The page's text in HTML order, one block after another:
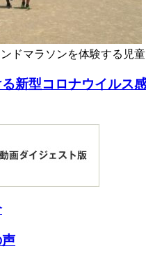
ドマラソンを体験する児童